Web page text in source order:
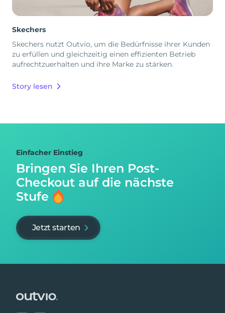
Skechers
Skechers nutzt Outvio, um die Bedürfnisse ihrer Kunden
zu erfüllen und gleichzeitig einen effizienten Betrieb
aufrechtzuerhalten und ihre Marke zu stärken.
Story lesen
Einfacher Einstieg
Bringen Sie Ihren Post-
Checkout auf die nächste
Stufe
Jetzt starten